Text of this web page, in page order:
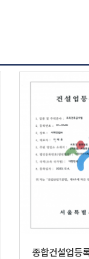
종합건설업등